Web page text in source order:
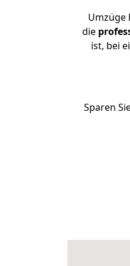
Umzüge
die
ist, bei
Sparen